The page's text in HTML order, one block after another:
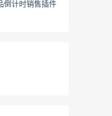
倒计时销售插件